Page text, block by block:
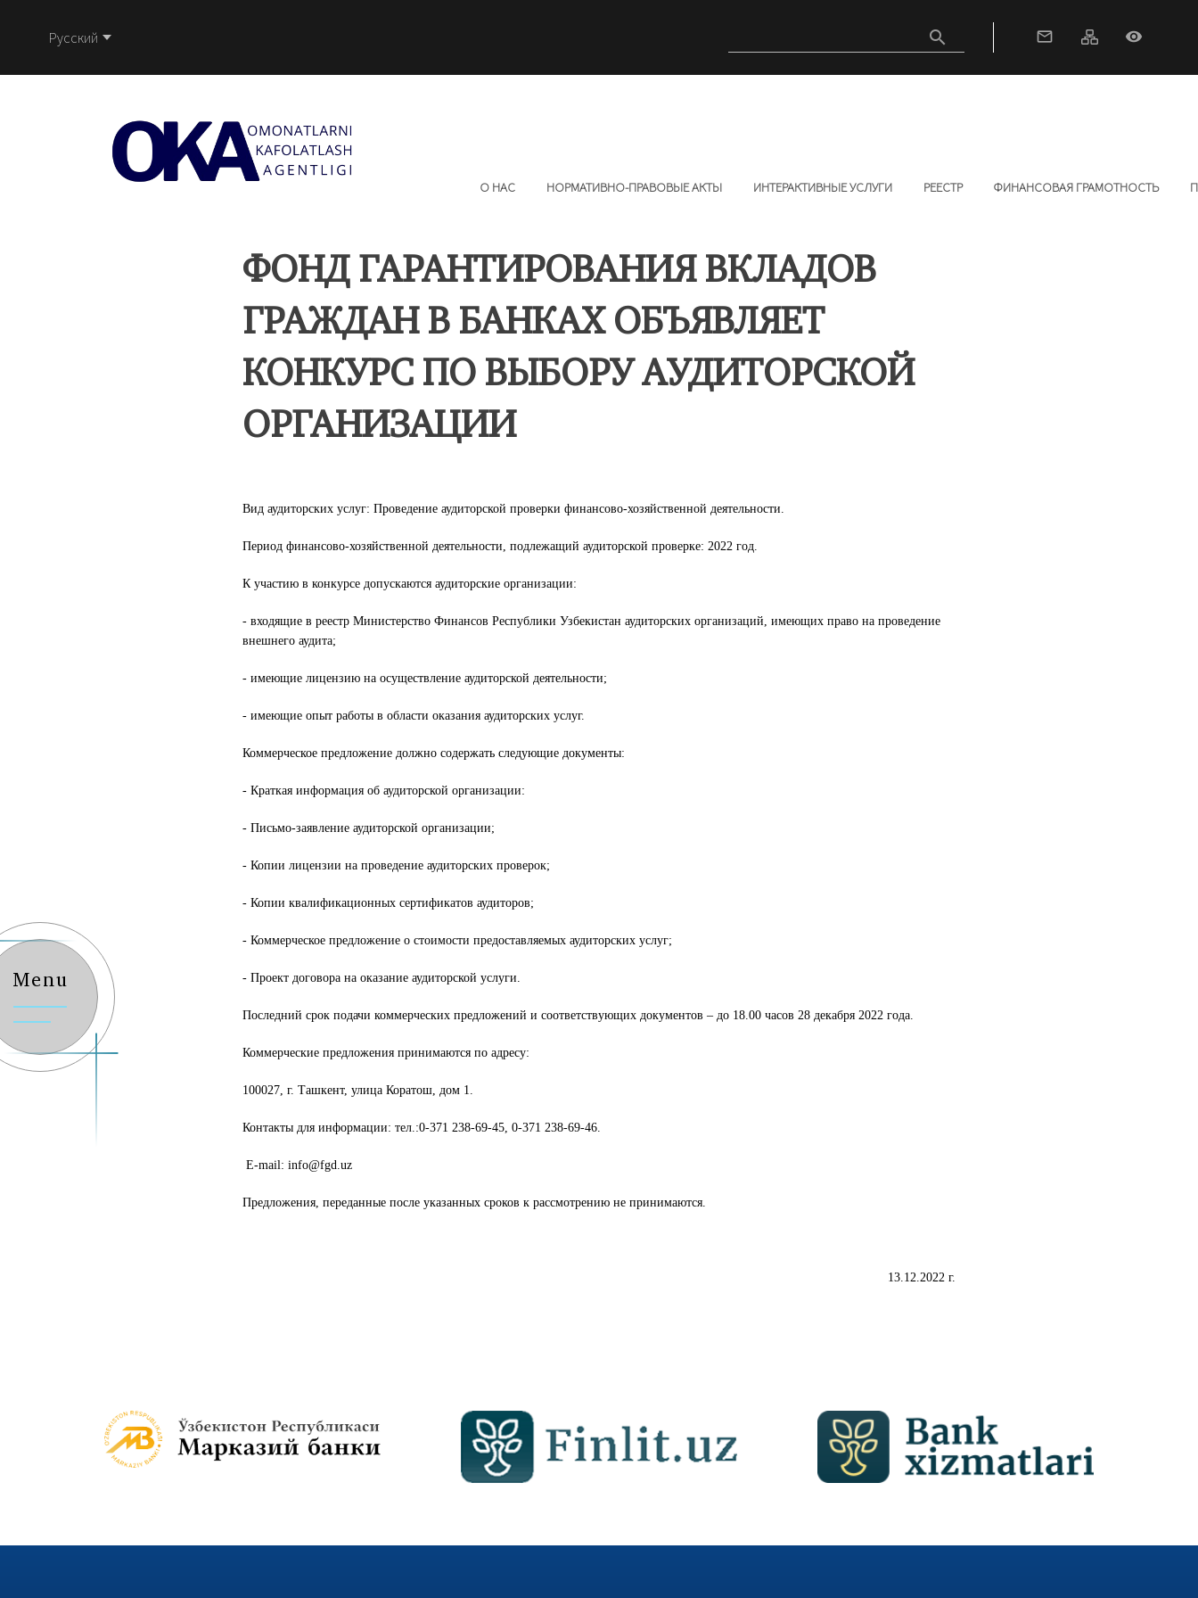
Русский search mail_outline visibility
О НАС НОРМАТИВНО-ПРАВОВЫЕ АКТЫ ИНТЕРАКТИВНЫЕ УСЛУГИ РЕЕСТР ФИНАНСОВАЯ ГРАМОТНОСТЬ
Menu
ФОНД ГАРАНТИРОВАНИЯ ВКЛАДОВ
ГРАЖДАН В БАНКАХ ОБЪЯВЛЯЕТ
КОНКУРС ПО ВЫБОРУ АУДИТОРСКОЙ
ОРГАНИЗАЦИИ
Вид аудиторских услуг: Проведение аудиторской проверки финансово-хозяйственной деятельности.
Период финансово-хозяйственной деятельности, подлежащий аудиторской проверке: 2022 год.
К участию в конкурсе допускаются аудиторские организации:
- входящие в реестр Министерство Финансов Республики Узбекистан аудиторских организаций, имеющих право на проведение
внешнего аудита;
- имеющие лицензию на осуществление аудиторской деятельности;
- имеющие опыт работы в области оказания аудиторских услуг.
Коммерческое предложение должно содержать следующие документы:
- Краткая информация об аудиторской организации:
- Письмо-заявление аудиторской организации;
- Копии лицензии на проведение аудиторских проверок;
- Копии квалификационных сертификатов аудиторов;
- Коммерческое предложение о стоимости предоставляемых аудиторских услуг;
- Проект договора на оказание аудиторской услуги.
Последний срок подачи коммерческих предложений и соответствующих документов – до 18.00 часов 28 декабря 2022 года.
Коммерческие предложения принимаются по адресу:
100027, г. Ташкент, улица Коратош, дом 1.
Контакты для информации: тел.:0-371 238-69-45, 0-371 238-69-46.
E-mail: info@fgd.uz
Предложения, переданные после указанных сроков к рассмотрению не принимаются.
13.12.2022 г.